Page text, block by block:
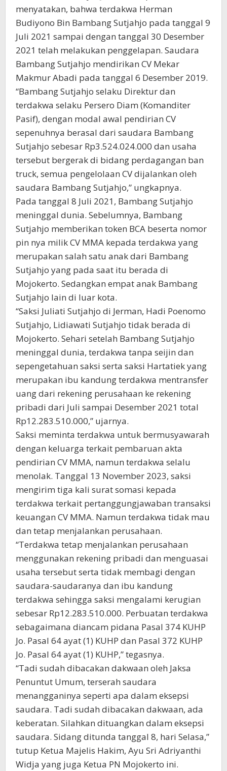
menyatakan, bahwa terdakwa Herman
Budiyono Bin Bambang Sutjahjo pada tanggal 9
Juli 2021 sampai dengan tanggal 30 Desember
2021 telah melakukan penggelapan. Saudara
Bambang Sutjahjo mendirikan CV Mekar
Makmur Abadi pada tanggal 6 Desember 2019.
“Bambang Sutjahjo selaku Direktur dan
terdakwa selaku Persero Diam (Komanditer
Pasif), dengan modal awal pendirian CV
sepenuhnya berasal dari saudara Bambang
Sutjahjo sebesar Rp3.524.024.000 dan usaha
tersebut bergerak di bidang perdagangan ban
truck, semua pengelolaan CV dijalankan oleh
saudara Bambang Sutjahjo,” ungkapnya.
Pada tanggal 8 Juli 2021, Bambang Sutjahjo
meninggal dunia. Sebelumnya, Bambang
Sutjahjo memberikan token BCA beserta nomor
pin nya milik CV MMA kepada terdakwa yang
merupakan salah satu anak dari Bambang
Sutjahjo yang pada saat itu berada di
Mojokerto. Sedangkan empat anak Bambang
Sutjahjo lain di luar kota.
“Saksi Juliati Sutjahjo di Jerman, Hadi Poenomo
Sutjahjo, Lidiawati Sutjahjo tidak berada di
Mojokerto. Sehari setelah Bambang Sutjahjo
meninggal dunia, terdakwa tanpa seijin dan
sepengetahuan saksi serta saksi Hartatiek yang
merupakan ibu kandung terdakwa mentransfer
uang dari rekening perusahaan ke rekening
pribadi dari Juli sampai Desember 2021 total
Rp12.283.510.000,” ujarnya.
Saksi meminta terdakwa untuk bermusyawarah
dengan keluarga terkait pembaruan akta
pendirian CV MMA, namun terdakwa selalu
menolak. Tanggal 13 November 2023, saksi
mengirim tiga kali surat somasi kepada
terdakwa terkait pertanggungjawaban transaksi
keuangan CV MMA. Namun terdakwa tidak mau
dan tetap menjalankan perusahaan.
“Terdakwa tetap menjalankan perusahaan
menggunakan rekening pribadi dan menguasai
usaha tersebut serta tidak membagi dengan
saudara-saudaranya dan ibu kandung
terdakwa sehingga saksi mengalami kerugian
sebesar Rp12.283.510.000. Perbuatan terdakwa
sebagaimana diancam pidana Pasal 374 KUHP
Jo. Pasal 64 ayat (1) KUHP dan Pasal 372 KUHP
Jo. Pasal 64 ayat (1) KUHP,” tegasnya.
“Tadi sudah dibacakan dakwaan oleh Jaksa
Penuntut Umum, terserah saudara
menangganinya seperti apa dalam eksepsi
saudara. Tadi sudah dibacakan dakwaan, ada
keberatan. Silahkan dituangkan dalam eksepsi
saudara. Sidang ditunda tanggal 8, hari Selasa,”
tutup Ketua Majelis Hakim, Ayu Sri Adriyanthi
Widja yang juga Ketua PN Mojokerto ini.